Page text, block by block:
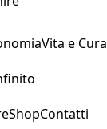
Vita e Cura
ShopContatti